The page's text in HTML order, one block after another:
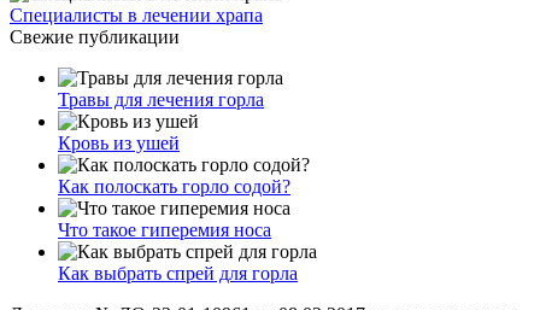
Специалисты в лечении храпа
Свежие публикации
Травы для лечения горла
Кровь из ушей
Как полоскать горло содой?
Что такое гиперемия носа
Как выбрать спрей для горла